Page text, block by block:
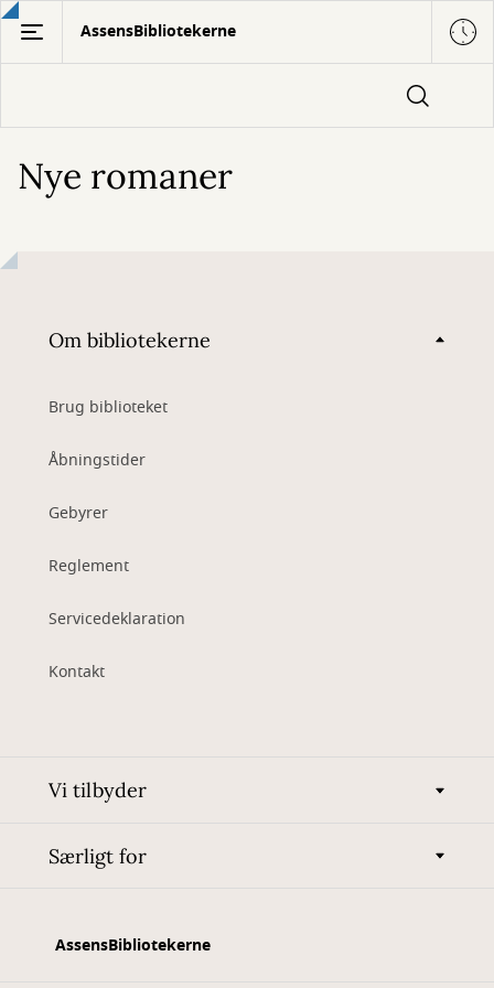
Gå
hovedindhold
AssensBibliotekerne
Nye romaner
Om bibliotekerne
Brug biblioteket
Åbningstider
Gebyrer
Reglement
Servicedeklaration
Kontakt
Vi tilbyder
Særligt for
AssensBibliotekerne